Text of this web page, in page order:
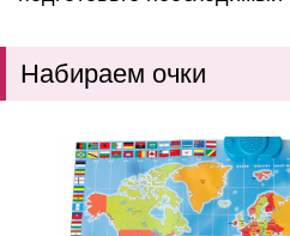
Набираем очки